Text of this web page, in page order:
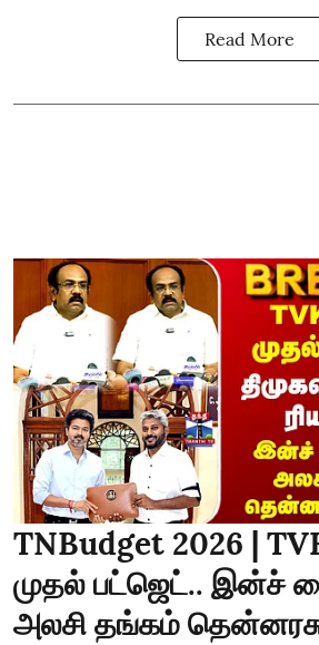
Read More
TNBudget 2026 |
முதல் பட்ஜெட்.. இன்ச்
அலசி தங்கம்